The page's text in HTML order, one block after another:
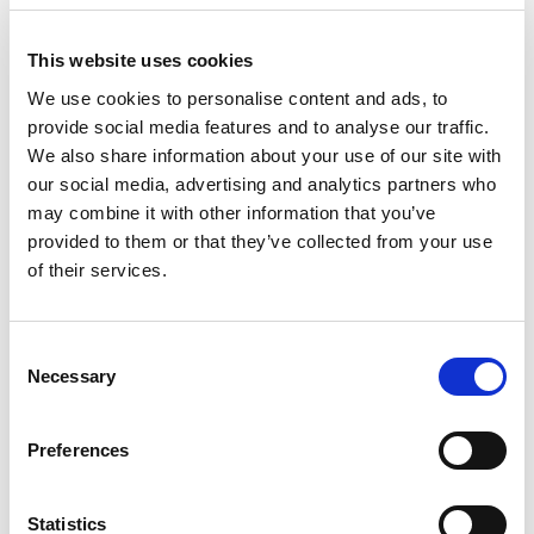
This website uses cookies
We use cookies to personalise content and ads, to
provide social media features and to analyse our traffic.
We also share information about your use of our site with
our social media, advertising and analytics partners who
may combine it with other information that you’ve
provided to them or that they’ve collected from your use
of their services.
Selection
Necessary
Preferences
Statistics